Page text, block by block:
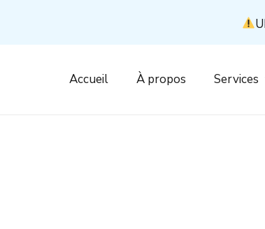
Accueil À propos Services